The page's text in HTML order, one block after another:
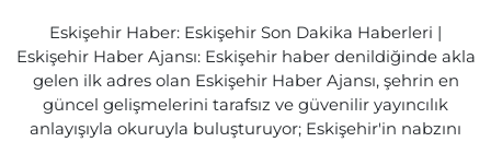
Eskişehir Haber: Eskişehir Son Dakika Haberleri |
Eskişehir Haber Ajansı: Eskişehir haber denildiğinde akla
gelen ilk adres olan Eskişehir Haber Ajansı, şehrin en
güncel gelişmelerini tarafsız ve güvenilir yayıncılık
anlayışıyla okuruyla buluşturuyor; Eskişehir'in nabzını